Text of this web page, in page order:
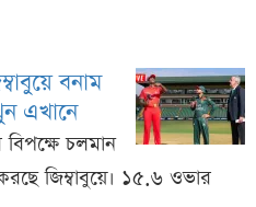
বনাম
এখানে
বিপক্ষে চলমান
জিম্বাবুয়ে। ১৫.৬ ওভার